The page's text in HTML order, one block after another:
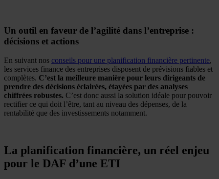
Un outil en faveur de l’agilité dans l’entreprise :
décisions et actions
En suivant nos conseils pour une planification financière pertinente,
les services finance des entreprises disposent de prévisions fiables et
complètes. C’est la meilleure manière pour leurs dirigeants de
prendre des décisions éclairées, étayées par des analyses
chiffrées robustes. C’est donc aussi la solution idéale pour pouvoir
rectifier ce qui doit l’être, tant au niveau des dépenses, de la
rentabilité que des investissements notamment.
La planification financière, un réel enjeu
pour le DAF d’une ETI